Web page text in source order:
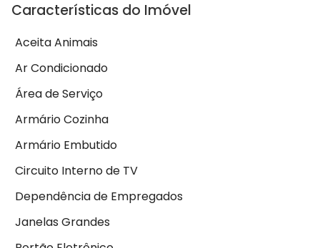
Características do Imóvel
Aceita Animais
Ar Condicionado
Área de Serviço
Armário Cozinha
Armário Embutido
Circuito Interno de TV
Dependência de Empregados
Janelas Grandes